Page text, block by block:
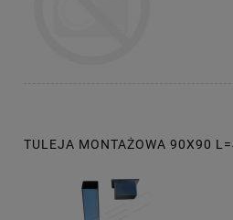
TULEJA MONTAŻOWA 90X90